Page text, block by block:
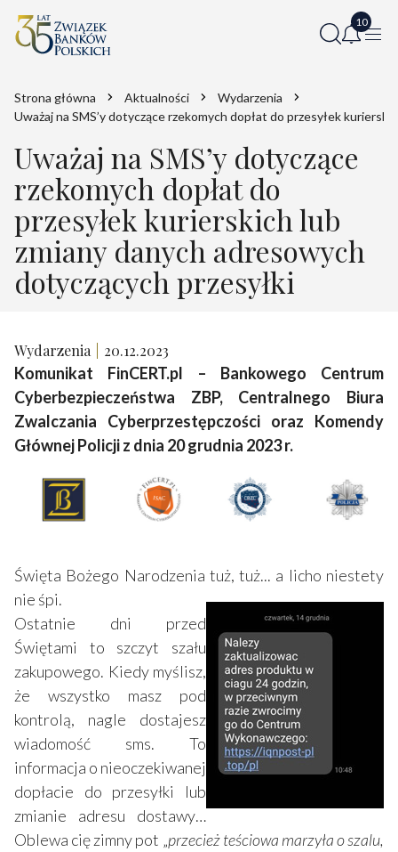
Strona główna Aktualności
Wydarzenia
Uważaj na SMS’y dotyczące rzekomych dopłat do przesyłek
Uważaj na SMS’y dotyczące
rzekomych dopłat do
przesyłek kurierskich lub
zmiany danych adresowych
dotyczących przesyłki
Wydarzenia 20.12.2023
Komunikat FinCERT.pl – Bankowego Centrum
Cyberbezpieczeństwa ZBP, Centralnego Biura
Zwalczania Cyberprzestępczości oraz Komendy
Głównej Policji z dnia 20 grudnia 2023 r.
Święta Bożego Narodzenia tuż, tuż... a licho niestety
nie śpi.
Ostatnie dni przed
Świętami to szczyt szału
zakupowego. Kiedy myślisz,
że wszystko masz pod
kontrolą, nagle dostajesz
wiadomość sms. To
informacja o nieoczekiwanej
dopłacie do przesyłki lub
zmianie adresu dostawy…
Oblewa cię zimny pot „przecież teściowa marzyła o szalu,